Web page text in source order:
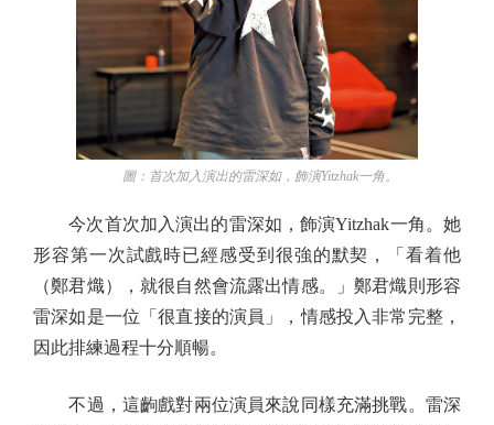
圖：首次加入演出的雷深如，飾演Yitzhak一角。
今次首次加入演出的雷深如，飾演Yitzhak一角。她
形容第一次試戲時已經感受到很強的默契，「看着他
（鄭君熾），就很自然會流露出情感。」鄭君熾則形容
雷深如是一位「很直接的演員」，情感投入非常完整，
因此排練過程十分順暢。
不過，這齣戲對兩位演員來說同樣充滿挑戰。雷深